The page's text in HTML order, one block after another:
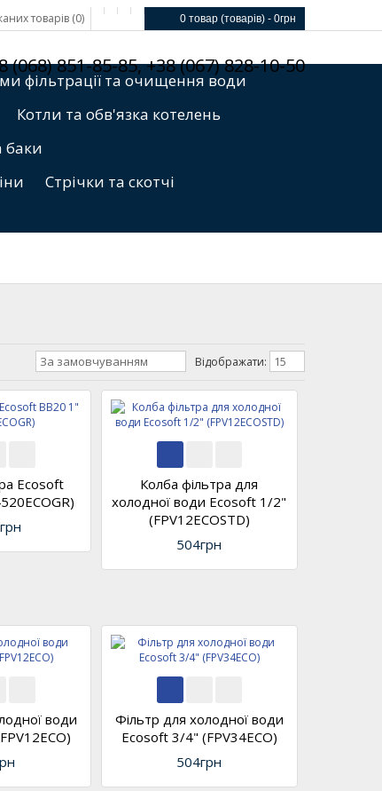
0 товар (товарів) - 0грн
товарів (0)
851-85-85, +38 (067) 828-10-50
фільтрації та очищення води
Котли та обв'язка котелень
баки
Стрічки та скотчі
Відображати: 15
За замовчуванням
Ecosoft
Колба фільтра для
холодної води Ecosoft 1/2"
(FPV12ECOSTD)
504грн
води
Фільтр для холодної води
Ecosoft 3/4" (FPV34ECO)
504грн